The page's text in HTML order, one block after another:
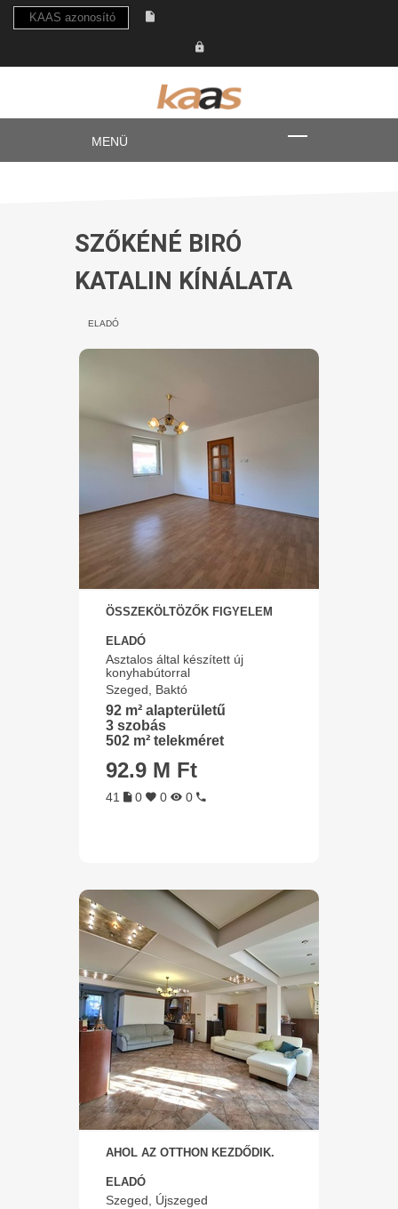
SZŐKÉNÉ BIRÓ
KATALIN KÍNÁLATA
ELADÓ
ÖSSZEKÖLTÖZŐK FIGYELEM
ELADÓ
Asztalos által készített új
konyhabútorral
Szeged, Baktó
92 m² alapterületű
3 szobás
502 m² telekméret
92.9 M Ft
41 0 0 0
AHOL AZ OTTHON KEZDŐDIK.
ELADÓ
Szeged, Újszeged